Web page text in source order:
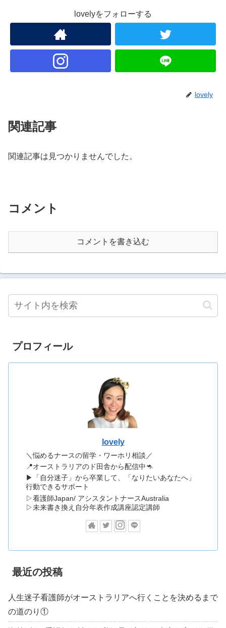
lovelyをフォローする
lovely
関連記事
関連記事は見つかりませんでした。
コメント
コメントを書き込む
プロフィール
lovely
＼悩めるナースの留学・ワーホリ相談／
📍オーストラリアのド田舎から配信中🦘
▶「自分迷子」から卒業して、「なりたいあなたへ」
行動できるサポート
▷看護師Japan/ アシスタントナースAustralia
▷未来書き換え自分年表作成講座認定講師
最近の投稿
人生迷子看護師がオーストラリアへ行くことを決めるまで
の道のり①